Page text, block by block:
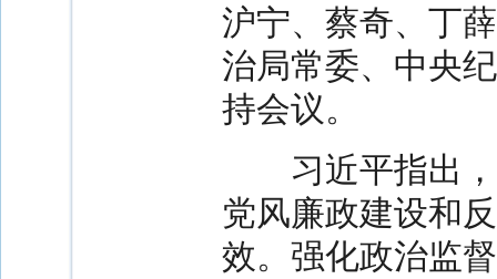
沪宁、蔡奇、丁
治局常委、中央
持会议。
习近平指出，
党风廉政建设和
效。强化政治监